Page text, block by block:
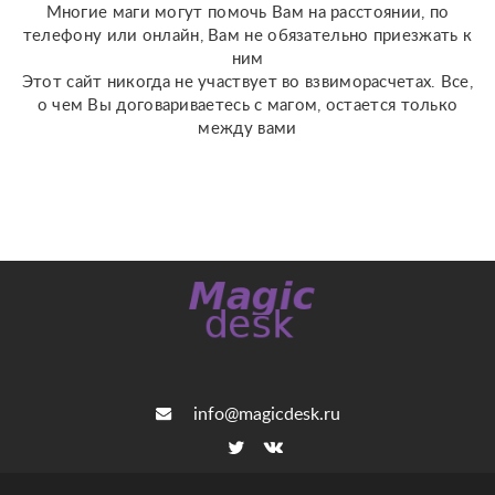
с человеком; ???...
Многие маги могут помочь Вам на расстоянии, по
телефону или онлайн, Вам не обязательно приезжать к
ним
Этот сайт никогда не участвует во взвиморасчетах. Все,
о чем Вы договариваетесь с магом, остается только
между вами
info@magicdesk.ru